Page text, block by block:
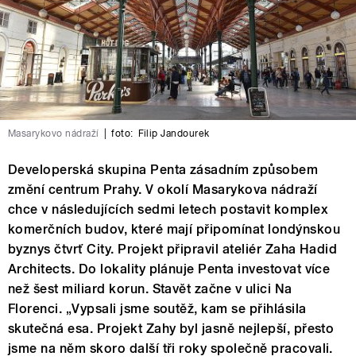
Masarykovo nádraží foto: Filip Jandourek
Developerská skupina Penta zásadním způsobem
změní centrum Prahy. V okolí Masarykova nádraží
chce v následujících sedmi letech postavit komplex
komerčních budov, které mají připomínat londýnskou
byznys čtvrť City. Projekt připravil ateliér Zaha Hadid
Architects. Do lokality plánuje Penta investovat více
než šest miliard korun. Stavět začne v ulici Na
Florenci. „Vypsali jsme soutěž, kam se přihlásila
skutečná esa. Projekt Zahy byl jasně nejlepší, přesto
jsme na něm skoro další tři roky společně pracovali.